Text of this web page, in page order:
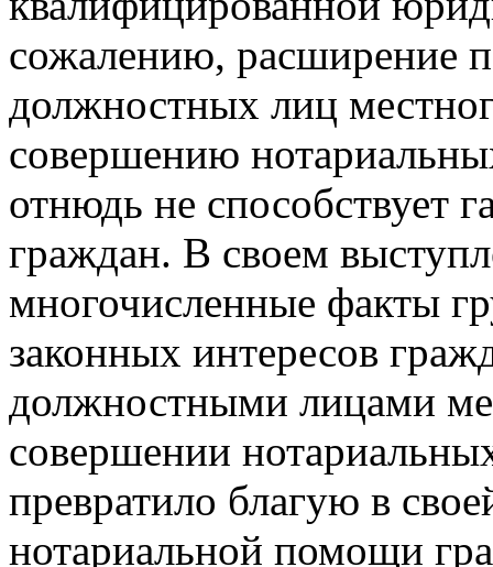
сожалению, расширение
должностных лиц
совершению
отнюдь не способствует
граждан. В своем
многочисленные факты
законных интересов
должностными лицами
совершении
превратило благую в
нотариальной помощи